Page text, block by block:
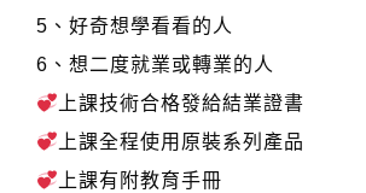
5、好奇想學看看的人
6、想二度就業或轉業的人
上課技術合格發給結業證書
上課全程使用原裝系列產品
上課有附教育手冊